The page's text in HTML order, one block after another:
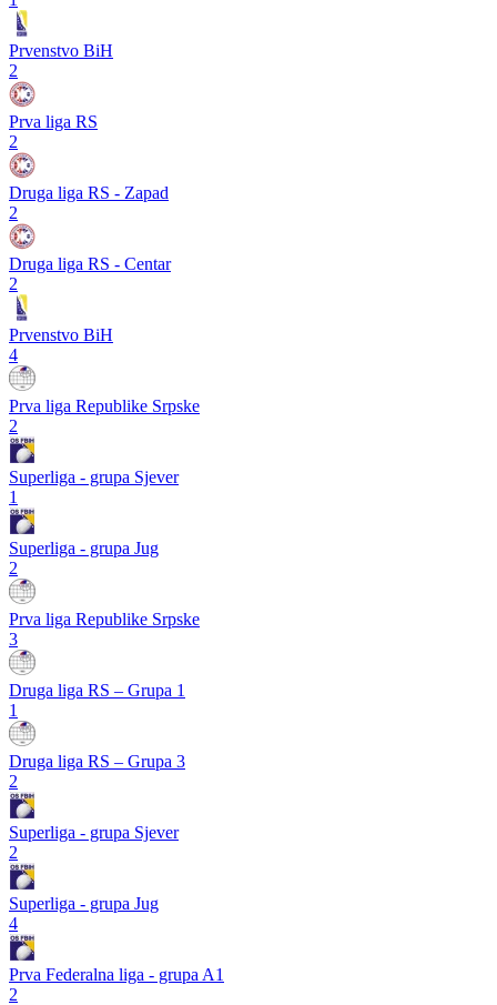
Prvenstvo BiH
2
Prva liga RS
2
Druga liga RS - Zapad
2
Druga liga RS - Centar
2
Prvenstvo BiH
4
Prva liga Republike Srpske
2
Superliga - grupa Sjever
1
Superliga - grupa Jug
2
Prva liga Republike Srpske
3
Druga liga RS – Grupa 1
1
Druga liga RS – Grupa 3
2
Superliga - grupa Sjever
2
Superliga - grupa Jug
4
Prva Federalna liga - grupa A1
2